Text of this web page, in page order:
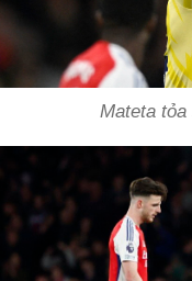
Mateta tỏa